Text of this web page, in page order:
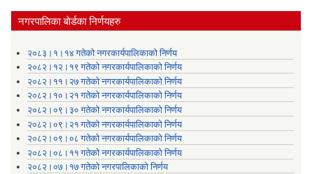
नगरपालिका बोर्डका निर्णयहरु
२०८३।१।१४ गतेको नगरकार्यपालिकाको निर्णय
२०८२।१२।१९ गतेको नगरकार्यपालिकाको निर्णय
२०८२।११।२७ गतेको नगरकार्यपालिकाको निर्णय
२०८२।१०।२१ गतेको नगरकार्यपालिकाको निर्णय
२०८२।०९।३० गतेको नगरकार्यपालिकाको निर्णय
२०८२।०९।२१ गतेको नगरकार्यपालिकाको निर्णय
२०८२।०९।०८ गतेको नगरकार्यपालिकाको निर्णय
२०८२।०८।११ गतेको नगरकार्यपालिकाको निर्णय
२०८२।०७।१७ गतेको नगरपालिकाको निर्णय